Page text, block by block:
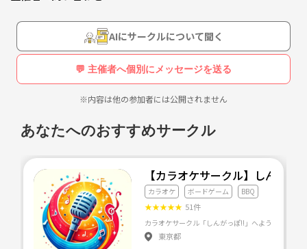
AIにサークルについて聞く
💬 主催者へ個別にメッセージを送る
※内容は他の参加者には公開されません
あなたへのおすすめサークル
【カラオケサークル】しんがっ
カラオケ ボードゲーム BBQ
★★★★★ 51件
東京都